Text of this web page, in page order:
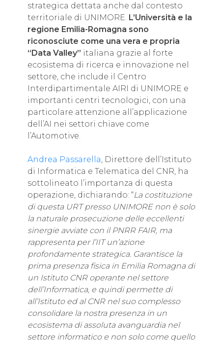
strategica dettata anche dal contesto
territoriale di UNIMORE. L’Università e la
regione Emilia-Romagna sono
riconosciute come una vera e propria
“Data Valley” italiana grazie al forte
ecosistema di ricerca e innovazione nel
settore, che include il Centro
Interdipartimentale AIRI di UNIMORE e
importanti centri tecnologici, con una
particolare attenzione all’applicazione
dell’AI nei settori chiave come
l’Automotive.
Andrea Passarella , Direttore dell’Istituto
di Informatica e Telematica del CNR, ha
sottolineato l’importanza di questa
operazione, dichiarando: “La costituzione
di questa URT presso UNIMORE non è solo
la naturale prosecuzione delle eccellenti
sinergie avviate con il PNRR FAIR, ma
rappresenta per l’IIT un’azione
profondamente strategica. Garantisce la
prima presenza fisica in Emilia Romagna di
un Istituto CNR operante nel settore
dell’Informatica, e quindi permette di
all’Istituto ed al CNR nel suo complesso
consolidare la nostra presenza in un
ecosistema di assoluta avanguardia nel
settore informatico e non solo come quello